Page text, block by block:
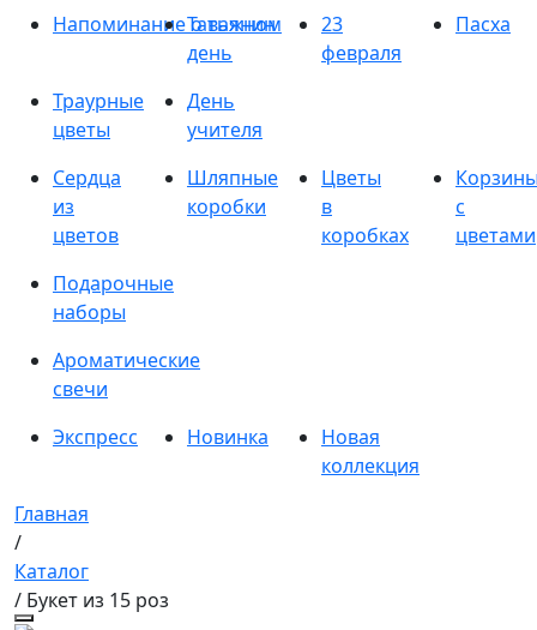
Напоминание о важном
Татьянин
день
23
февраля
Пасха
Траурные
цветы
День
учителя
Сердца
из
цветов
Шляпные
коробки
Цветы
в
коробках
с
цветами
Подарочные
наборы
Ароматические
свечи
Экспресс
Новинка
Новая
коллекция
Главная
/
Каталог
/ Букет из 15 роз